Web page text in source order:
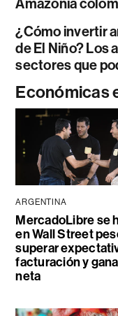
Amazonía
¿Cómo invertir
de El Niño? Los
sectores que
Económicas
ARGENTINA
MercadoLibre se
en Wall Street
superar
facturación y
neta